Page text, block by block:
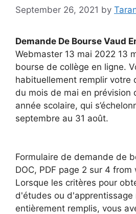
September 26, 2021 by
Demande De Bourse Vaud
Webmaster 13 mai 2022 13
bourse de collège en ligne.
habituellement remplir votre
du mois de mai en prévision
année scolaire, qui
septembre au 31 août.
Formulaire de demande de
DOC, PDF page 2 sur 4
Lorsque les critères pour
d'études ou d'apprentissage
entièrement remplis, vous